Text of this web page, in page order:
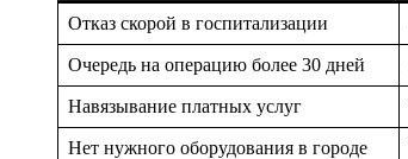
Отказ скорой в госпитализации
Очередь на операцию более 30 дней
Навязывание платных услуг
Нет нужного оборудования в городе